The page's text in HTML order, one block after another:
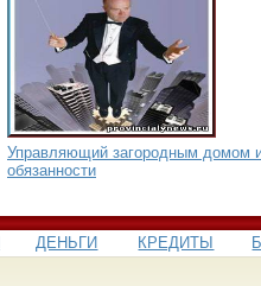
Управляющий загородным домом
обязанности
ДЕНЬГИ КРЕДИТЫ